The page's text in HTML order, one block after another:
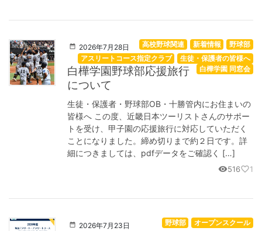
2026年7月28日 野球部
新着情報
高校野球関連
生徒・保護者の皆様へ
アスリートコース指定クラブ
白樺学園 同窓会
白樺学園野球部応援旅行
について
生徒・保護者・野球部OB・十勝管内にお住まいの
皆様へ この度、近畿日本ツーリストさんのサポー
トを受け、甲子園の応援旅行に対応していただく
ことになりました。締め切りまで約２日です。詳
細につきましては、pdfデータをご確認く […]
visibility516favorite_border1
2026年7月23日 オープンスクール
野球部